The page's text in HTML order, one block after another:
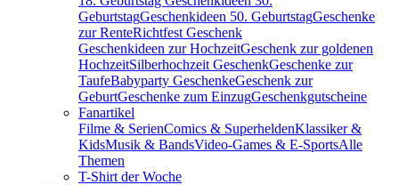
GeburtstagGeschenkideen 50. GeburtstagGeschenke
zur RenteRichtfest Geschenk
Geschenkideen zur HochzeitGeschenk zur goldenen
HochzeitSilberhochzeit GeschenkGeschenke zur
TaufeBabyparty GeschenkeGeschenk zur
GeburtGeschenke zum EinzugGeschenkgutscheine
Fanartikel
Filme & SerienComics & SuperheldenKlassiker &
KidsMusik & BandsVideo-Games & E-SportsAlle
Themen
T-Shirt der Woche